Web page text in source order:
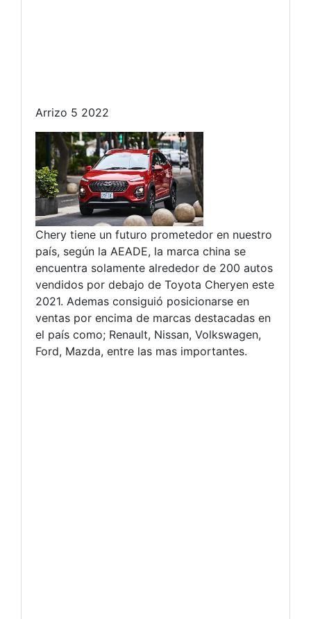
Arrizo 5 2022
Chery tiene un futuro prometedor en nuestro
país, según la AEADE, la marca china se
encuentra solamente alrededor de 200 autos
vendidos por debajo de Toyota Cheryen este
2021. Ademas consiguió posicionarse en
ventas por encima de marcas destacadas en
el país como; Renault, Nissan, Volkswagen,
Ford, Mazda, entre las mas importantes.